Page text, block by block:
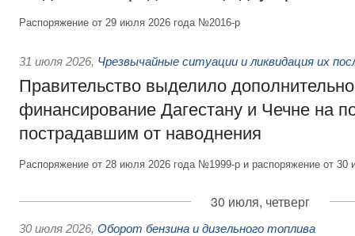
Распоряжение от 29 июля 2026 года №2016-р
31 июля 2026, Чрезвычайные ситуации и ликвидация их
Правительство выделило
финансирование Дагестану и Чечне на
пострадавшим от наводнения
Распоряжение от 28 июля 2026 года №1999-р и распоряжение от
30 июля, четверг
30 июля 2026, Оборот бензина и дизельного топлива